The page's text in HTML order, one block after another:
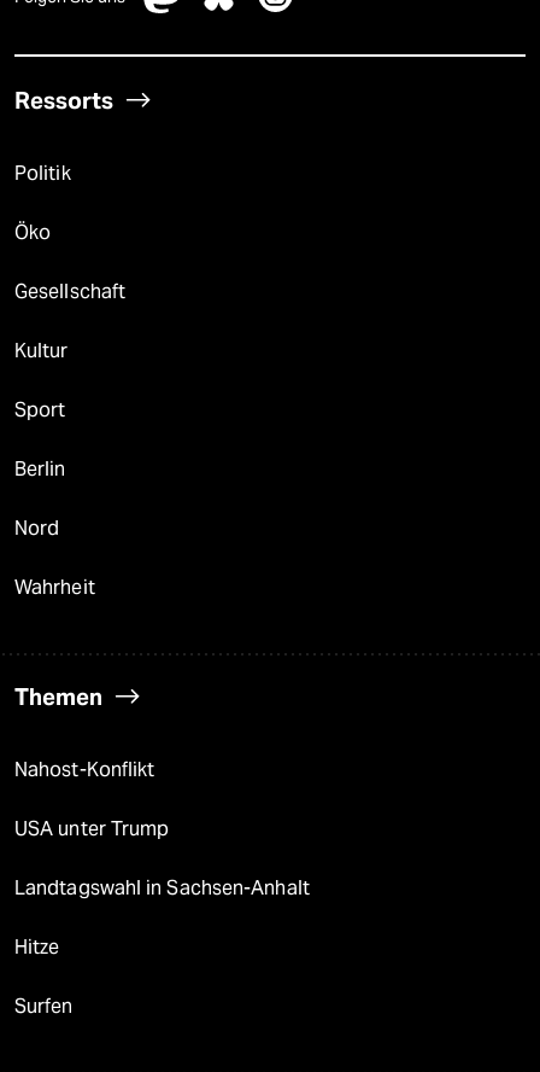
Ressorts
Politik
Öko
Gesellschaft
Kultur
Sport
Berlin
Nord
Wahrheit
Themen
Nahost-Konflikt
USA unter Trump
Landtagswahl in Sachsen-Anhalt
Hitze
Surfen